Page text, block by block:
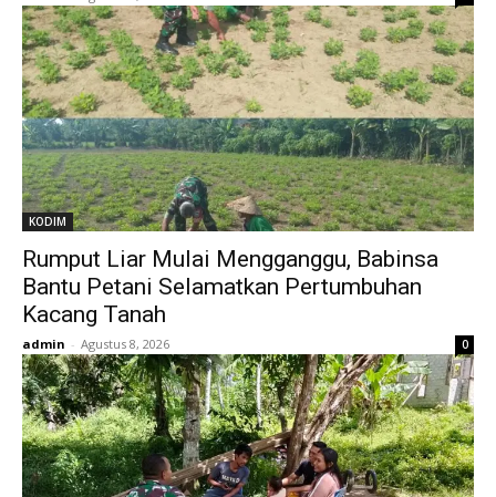
KODIM
Rumput Liar Mulai Mengganggu, Babinsa
Bantu Petani Selamatkan Pertumbuhan
Kacang Tanah
admin - Agustus 8, 2026 0